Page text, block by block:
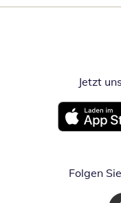
Jetzt
Öffnet in
Folgen